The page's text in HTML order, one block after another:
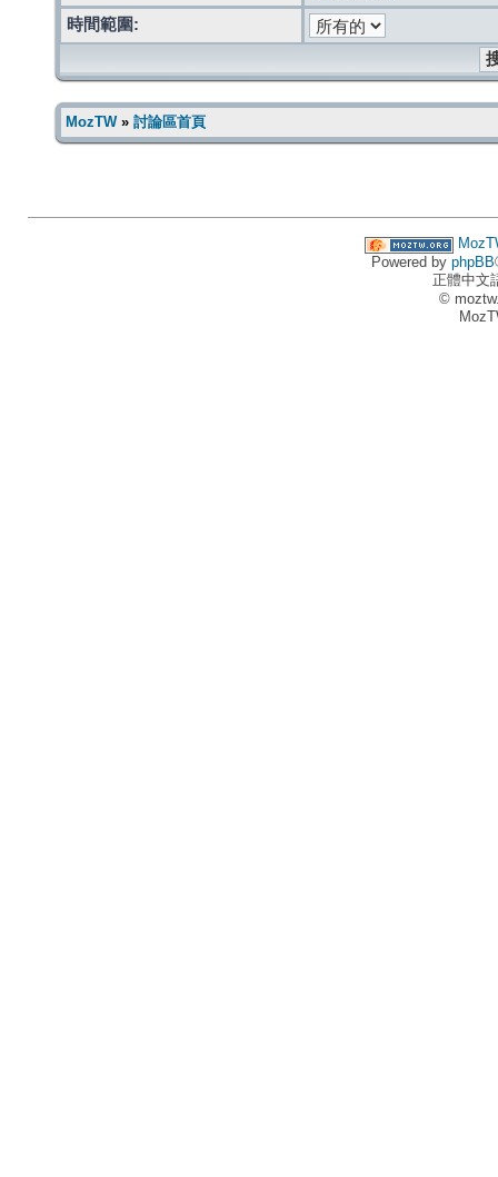
時間範圍:
MozTW» 討論區首頁
Powered by phpBB
正體中文
©